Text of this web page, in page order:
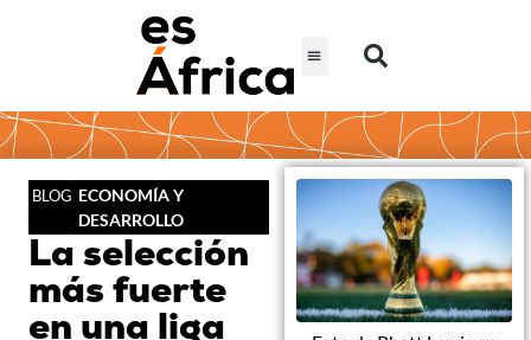
BLOG ECONOMÍA Y
DESARROLLO
La selección
más fuerte
en una liga